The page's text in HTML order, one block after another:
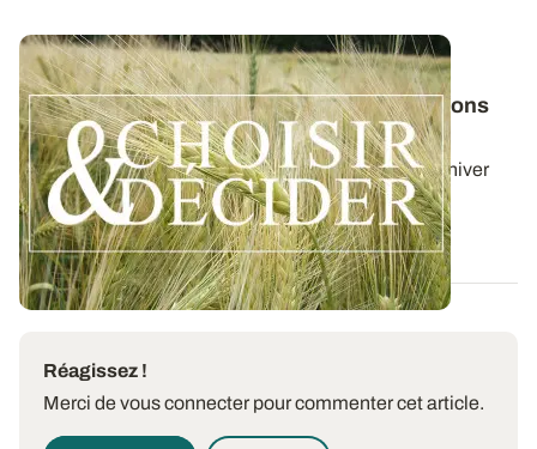
SUD-OUEST
Orge d'hiver : téléchargez nos préconisations
pour les semis 2026
Retrouvez les préconisations 2026/2027 en orge d'hiver
avec le guide régional Choisir et...
03 AOÛT 2026
Réagissez !
Merci de vous connecter pour commenter cet article.